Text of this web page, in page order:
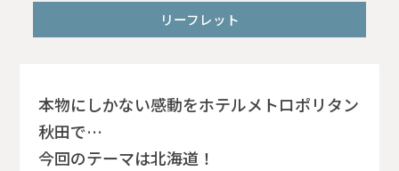
リーフレット
本物にしかない感動をホテルメトロポリタン
秋田で…
今回のテーマは北海道！